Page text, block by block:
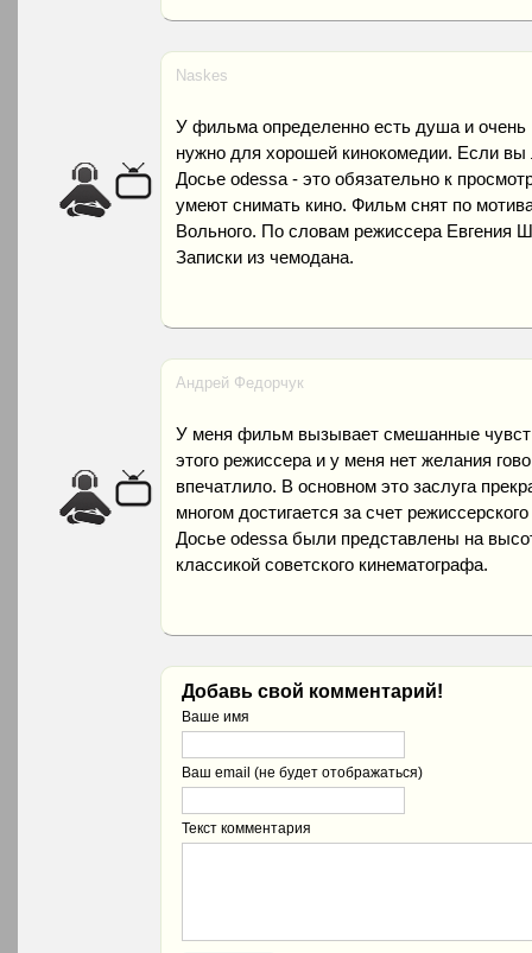
Naskes
У фильма определенно есть душа и
нужно для хорошей кинокомедии. Если
Досье odessa - это обязательно к
умеют снимать кино. Фильм снят по
Вольного. По словам режиссера Евгения
Записки из чемодана.
Андрей Федорчук
У меня фильм вызывает смешанные
этого режиссера и у меня нет желания
впечатлило. В основном это заслуга
многом достигается за счет
Досье odessa были представлены на
классикой советского кинематографа.
Добавь свой комментарий!
Ваше имя
Ваш email (не будет отображаться)
Текст комментария